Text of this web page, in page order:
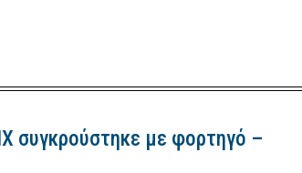
συγκρούστηκε με φορτηγό –